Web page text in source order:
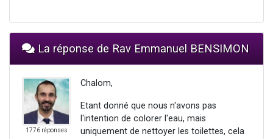
La réponse de Rav Emmanuel BENSIMON
1776 réponses
Chalom,
Etant donné que nous n'avons pas
l'intention de colorer l'eau, mais
uniquement de nettoyer les toilettes, cela